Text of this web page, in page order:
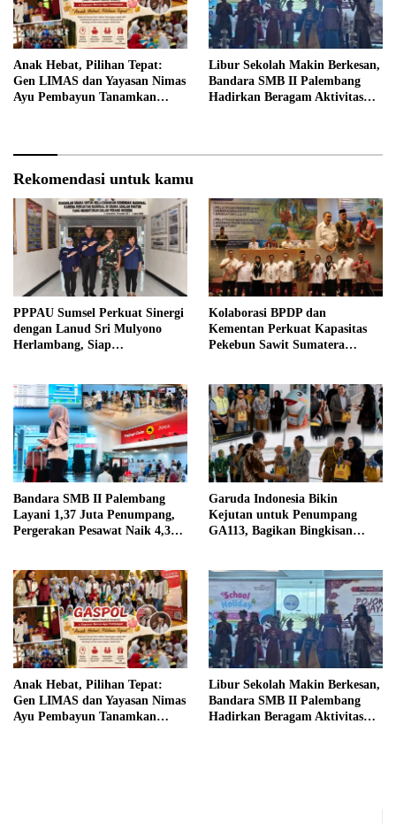
Anak Hebat, Pilihan Tepat:
Gen LIMAS dan Yayasan Nimas
Ayu Pembayun Tanamkan
Libur Sekolah Makin Berkesan,
Bandara SMB II Palembang
Hadirkan Beragam Aktivitas
Rekomendasi untuk kamu
PPPAU Sumsel Perkuat Sinergi
dengan Lanud Sri Mulyono
Herlambang, Siap
Kolaborasi BPDP dan
Kementan Perkuat Kapasitas
Pekebun Sawit Sumatera
Bandara SMB II Palembang
Layani 1,37 Juta Penumpang,
Pergerakan Pesawat Naik 4,3
Garuda Indonesia Bikin
Kejutan untuk Penumpang
GA113, Bagikan Bingkisan
Anak Hebat, Pilihan Tepat:
Gen LIMAS dan Yayasan Nimas
Ayu Pembayun Tanamkan
Libur Sekolah Makin Berkesan,
Bandara SMB II Palembang
Hadirkan Beragam Aktivitas